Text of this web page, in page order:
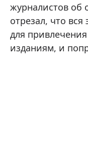
журналистов об
отрезал, что
для
изданиям, и